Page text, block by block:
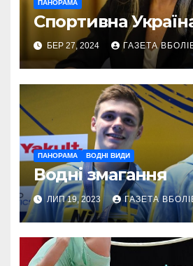
ПАНОРАМА
Спортивна
БЕР 27, 2024 ГАЗЕТА
ПАНОРАМА ВОДНІ ВИДИ
Водні змагання
ЛИП 19, 2023 ГАЗЕТА